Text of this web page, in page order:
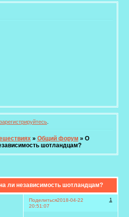
зарегистрируйтесь.
» Общий форум » О
шотландцам?
ли независимость шотландцам?
Поделиться 1
2018-04-22
20:51:07